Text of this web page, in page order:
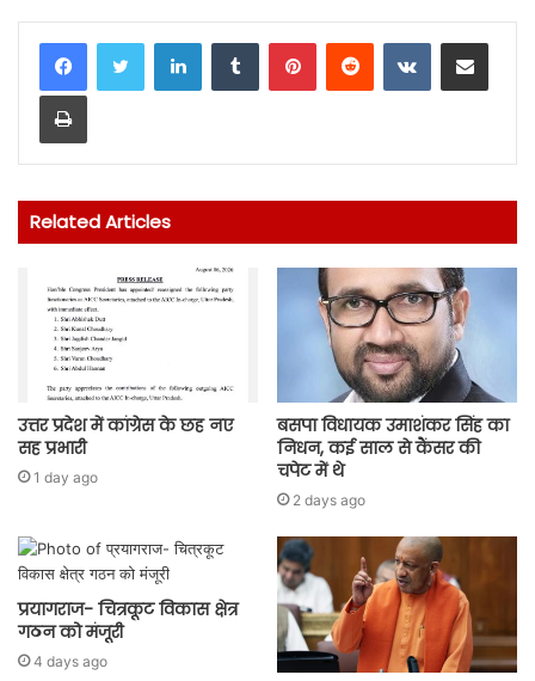
LinkedInTumblr PinterestReddit VKontakteShare via Email
Print
Related Articles
उत्तर प्रदेश में कांग्रेस के छह नए
सह प्रभारी
1 day ago
बसपा विधायक उमाशंकर सिंह का
निधन, कई साल से कैंसर की
चपेट में थे
2 days ago
प्रयागराज- चित्रकूट विकास क्षेत्र
गठन को मंजूरी
4 days ago